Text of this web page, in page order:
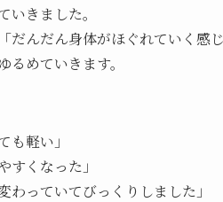
いきました。
だんだん身体がほぐれていく感
るめていきます。
も軽い」
すくなった」
わっていてびっくりしました」